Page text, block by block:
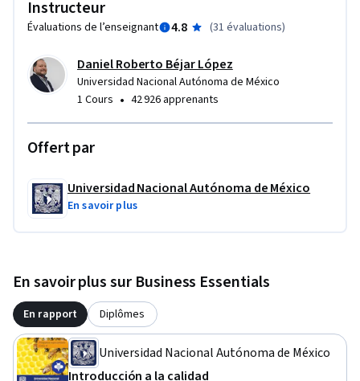
Instructeur
Évaluations de l’enseignant 4.8 (31 évaluations)
Daniel Roberto Béjar López
Universidad Nacional Autónoma de México
1 Cours • 42 926 apprenants
Offert par
Universidad Nacional Autónoma de México
En savoir plus
En savoir plus sur Business Essentials
En rapport Diplômes
Universidad Nacional Autónoma de México
Introducción a la calidad